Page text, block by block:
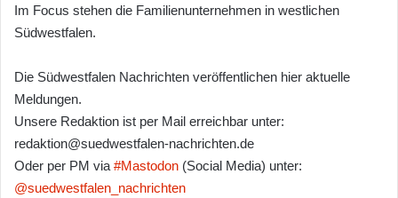
Im Focus stehen die Familienunternehmen in westlichen
Südwestfalen.
Die Südwestfalen Nachrichten veröffentlichen hier aktuelle
Meldungen.
Unsere Redaktion ist per Mail erreichbar unter:
redaktion@suedwestfalen-nachrichten.de
Oder per PM via #Mastodon (Social Media) unter:
@suedwestfalen_nachrichten